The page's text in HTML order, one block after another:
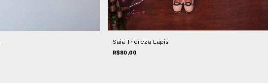
Saia Thereza Lapis
R$80,00